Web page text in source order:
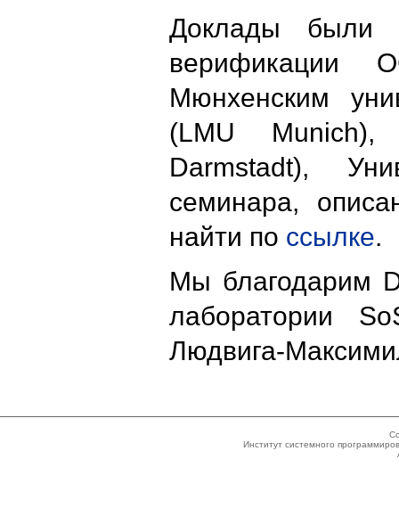
Доклады были
Мюнхенским
(LMU Munich),
Darmstadt),
семинара,
найти по ссылке.
Мы благодарим
лаборатории
Людвига-
Институт системного